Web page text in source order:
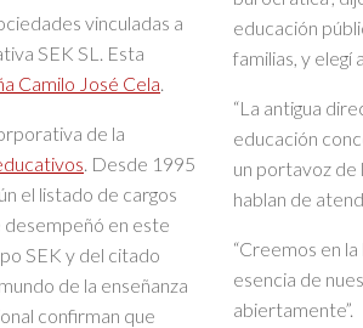
vinculadas a
SEK SL. Esta
Camilo José Cela.
de la
. Desde 1995
el listado de cargos
desempeñó en este
SEK y del citado
de la enseñanza
confirman que
educación
familias, y elegí
“La antigua
educación
un portavoz de
hablan de
“Creemos en
esencia de
abiertamente”.